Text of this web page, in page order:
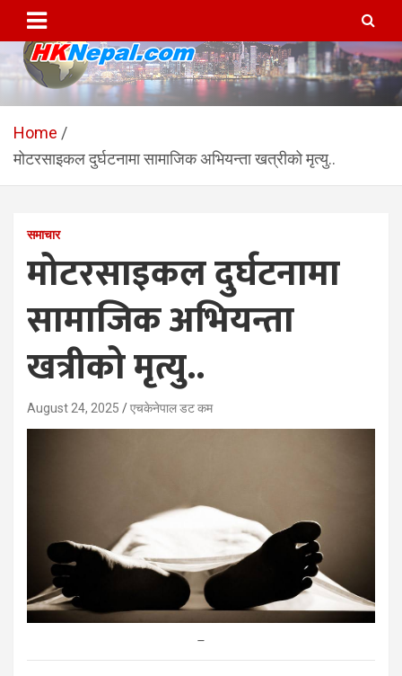
content
HKNepal.com – हङकङबाट
सञ्चालित पहिलो नेपाली अनलाईन
पत्रिका
hknepal, hknepal.com, hk nepal, hk nepal com
Home
मोटरसाइकल दुर्घटनामा सामाजिक अभियन्ता खत्रीको मृत्यु..
समाचार
मोटरसाइकल दुर्घटनामा
सामाजिक अभियन्ता
खत्रीको मृत्यु..
August 24, 2025 एचकेनेपाल डट कम
–